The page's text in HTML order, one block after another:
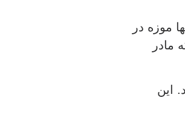
موزه در
مادر
این